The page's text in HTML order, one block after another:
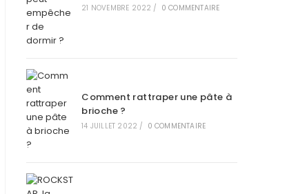
21 NOVEMBRE 2022 / 0 COMMENTAIRE
Comment rattraper une pâte à
brioche ?
14 JUILLET 2022 / 0 COMMENTAIRE